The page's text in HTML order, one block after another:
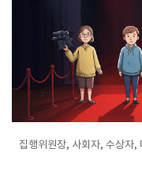
집행위원장, 사회자, 수상자,